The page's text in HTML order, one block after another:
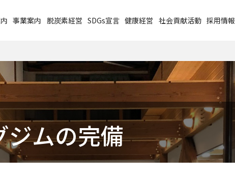
事業案内 脱炭素経営 SDGs宣言 健康経営 社会貢献活動 採用情報
ジムの完備